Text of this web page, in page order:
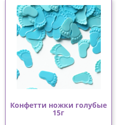
Конфетти ножки голубые
15г